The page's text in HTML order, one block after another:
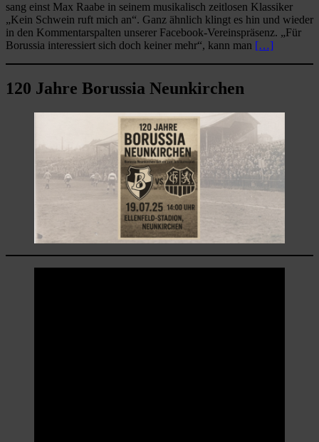
sang einst Max Raabe in seinem musikalisch zeitlosen Klassiker
„Kein Schwein ruft mich an“. Ganz ähnlich klingt es hin und wieder
in den Kommentarspalten unserer Facebook-Vereinspräsenz. „Für
Borussia interessiert sich doch keiner mehr“, kann man […]
120 Jahre Borussia Neunkirchen